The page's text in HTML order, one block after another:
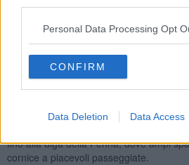
Personal Data Processing Opt
CONFIRM
Data Deletion Data Access
e ai suoi studi, effettuati tra il 1502 e
dell’Arno, per bonificare la Val di
paesaggio delle Balze, le disegnò in
questa tesi ci sono le intuizioni del
2007) che riconobbe nello sfondo del
“Gioconda” questo ponte romanico.
anche alla meravigliosa Riserva
fino alla diga della Penna, dove ampi
cornice a piacevoli passeggiate.